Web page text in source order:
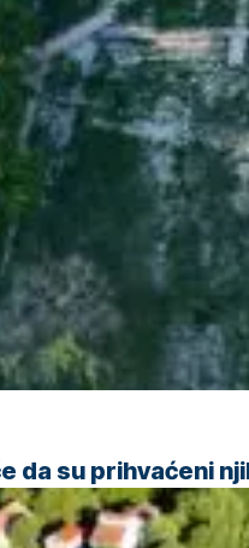
da su prihvaćeni